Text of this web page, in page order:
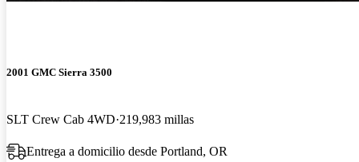
2001 GMC Sierra 3500
SLT Crew Cab 4WD 219,983 millas
Entrega a domicilio desde Portland, OR